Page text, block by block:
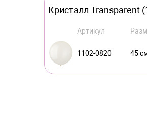
Кристалл Transparent
Артикул
1102-0820 45